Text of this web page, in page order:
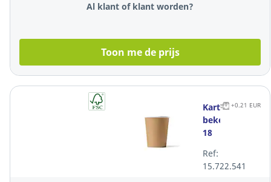
Al klant of klant worden?
Toon me de prijs
+0.21 EUR
Kartonnen
beker,
18
kraft,
pak
Ref:
15.722.541